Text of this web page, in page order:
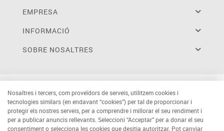
EMPRESA
INFORMACIÓ
SOBRE NOSALTRES
Nosaltres i tercers, com proveïdors de serveis, utilitzem cookies i
tecnologies similars (en endavant “cookies”) per tal de proporcionar i
protegir els nostres serveis, per a comprendre i millorar el seu rendiment i
per a publicar anuncis rellevants. Seleccioni “Acceptar” per a donar el seu
consentiment o selecciona les cookies que desitja autoritzar. Pot canviar